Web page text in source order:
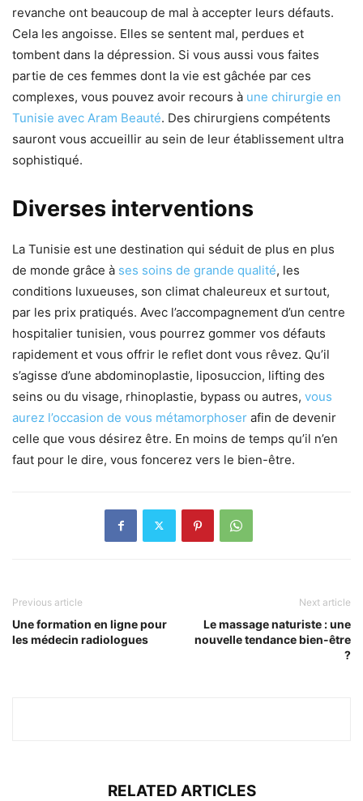
revanche ont beaucoup de mal à accepter leurs défauts.
Cela les angoisse. Elles se sentent mal, perdues et
tombent dans la dépression. Si vous aussi vous faites
partie de ces femmes dont la vie est gâchée par ces
complexes, vous pouvez avoir recours à une chirurgie en
Tunisie avec Aram Beauté. Des chirurgiens compétents
sauront vous accueillir au sein de leur établissement ultra
sophistiqué.
Diverses interventions
La Tunisie est une destination qui séduit de plus en plus
de monde grâce à ses soins de grande qualité, les
conditions luxueuses, son climat chaleureux et surtout,
par les prix pratiqués. Avec l’accompagnement d’un centre
hospitalier tunisien, vous pourrez gommer vos défauts
rapidement et vous offrir le reflet dont vous rêvez. Qu’il
s’agisse d’une abdominoplastie, liposuccion, lifting des
seins ou du visage, rhinoplastie, bypass ou autres, vous
aurez l’occasion de vous métamorphoser afin de devenir
celle que vous désirez être. En moins de temps qu’il n’en
faut pour le dire, vous foncerez vers le bien-être.
Previous article
Une formation en ligne pour
les médecin radiologues
Next article
Le massage naturiste : une
nouvelle tendance bien-être
?
RELATED ARTICLES